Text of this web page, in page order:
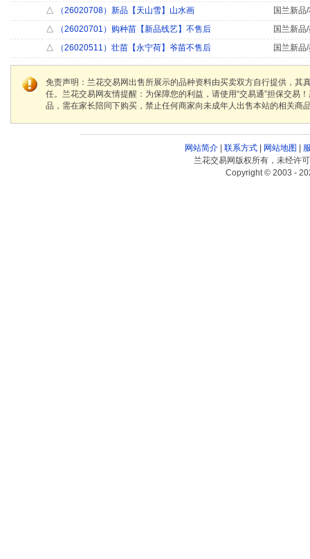
△ （26020708）新品【天山雪】山水画
国兰新品
△ （26020701）购种苗【新品线艺】不售后
国兰新品
△ （26020511）壮苗【永宁荷】爷苗不售后 国兰新品
免责声明：兰花交易网出售所展示的品种资料由买卖双方自行提供，
任。兰花交易网友情提醒：为保障您的利益，请使用“交易通”担保交
品，需在家长陪同下购买，禁止任何商家向未成年人出售本站的相关商
网站简介| 联系方式| 网站地图
兰花交易网版权所有，未经许
Copyright © 2003 -